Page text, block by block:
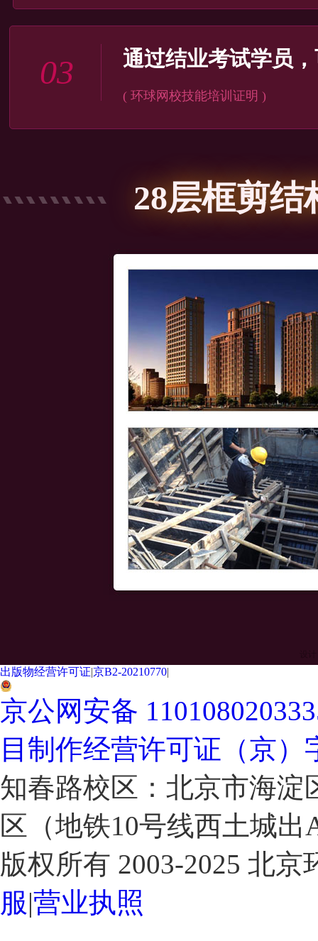
03 通过结业考试学员
( 环球网校技能培训证明 )
28层框剪
出版物经营许可证|京B2-20210770|
京公网安备
目制作经营许可证（京）
知春路校区：北京市海淀
区（地铁10号线西土城出
版权所有 2003-2025 北
服|营业执照